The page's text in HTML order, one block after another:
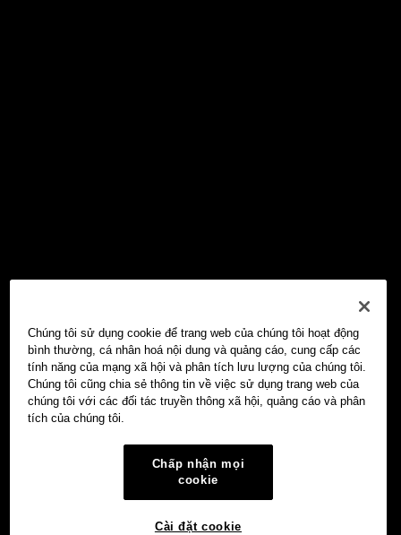
Chúng tôi sử dụng cookie để trang web của chúng tôi hoạt động
bình thường, cá nhân hoá nội dung và quảng cáo, cung cấp các
tính năng của mạng xã hội và phân tích lưu lượng của chúng tôi.
Chúng tôi cũng chia sẻ thông tin về việc sử dụng trang web của
chúng tôi với các đối tác truyền thông xã hội, quảng cáo và phân
tích của chúng tôi.
Chấp nhận mọi
cookie
Cài đặt cookie